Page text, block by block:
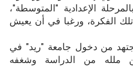
الإعدادية "المتوسطة"،
الفكرة، ورغبا في أن يعيش
من دخول جامعة "ريد" في
ملله من الدراسة وشغفه